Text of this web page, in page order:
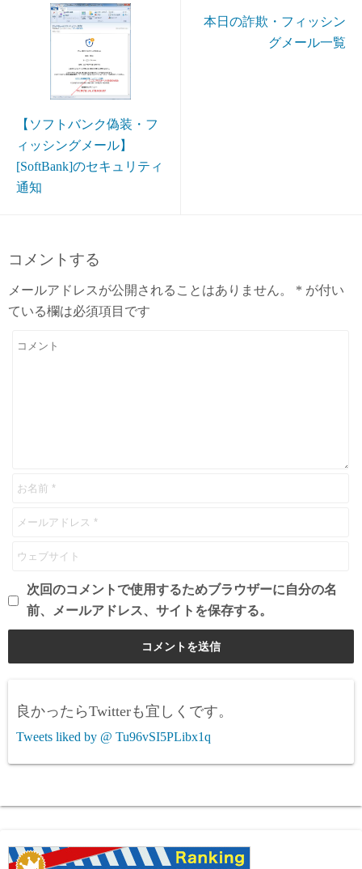
【ソフトバンク偽装・フ
ィッシングメール】
[SoftBank]のセキュリティ
通知
本日の詐欺・フィッシン
グメール一覧
コメントする
メールアドレスが公開されることはありません。 * が付い
ている欄は必須項目です
次回のコメントで使用するためブラウザーに自分の名
前、メールアドレス、サイトを保存する。
良かったらTwitterも宜しくです。
Tweets liked by @ Tu96vSI5PLibx1q